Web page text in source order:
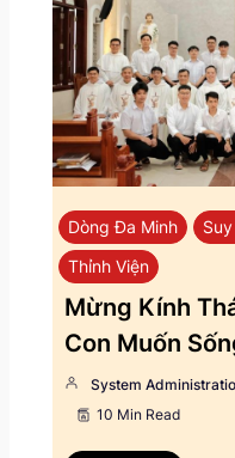
Dòng Đa Minh
Thỉnh Viện
Mừng Kính
Con Muốn
System
10 Min Read